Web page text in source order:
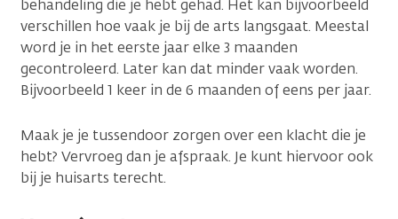
behandeling die je hebt gehad. Het kan bijvoorbeeld
verschillen hoe vaak je bij de arts langsgaat. Meestal
word je in het eerste jaar elke 3 maanden
gecontroleerd. Later kan dat minder vaak worden.
Bijvoorbeeld 1 keer in de 6 maanden of eens per jaar.
Maak je je tussendoor zorgen over een klacht die je
hebt? Vervroeg dan je afspraak. Je kunt hiervoor ook
bij je huisarts terecht.